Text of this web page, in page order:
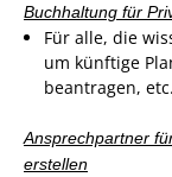
Buchhaltung für
Für alle, die
um künftige
beantragen, etc.
Ansprechpartner
erstellen